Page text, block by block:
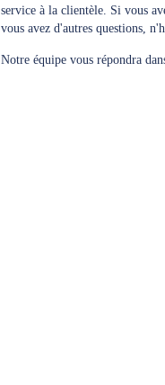
service à la clientèle. Si vous
vous avez d'autres questions,
Notre équipe vous répondra